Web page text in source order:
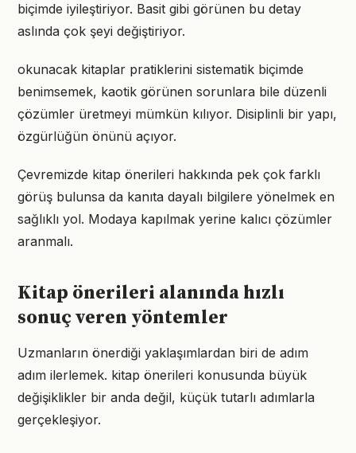
biçimde iyileştiriyor. Basit gibi görünen bu detay
aslında çok şeyi değiştiriyor.
okunacak kitaplar pratiklerini sistematik biçimde
benimsemek, kaotik görünen sorunlara bile düzenli
çözümler üretmeyi mümkün kılıyor. Disiplinli bir yapı,
özgürlüğün önünü açıyor.
Çevremizde kitap önerileri hakkında pek çok farklı
görüş bulunsa da kanıta dayalı bilgilere yönelmek en
sağlıklı yol. Modaya kapılmak yerine kalıcı çözümler
aranmalı.
Kitap önerileri alanında hızlı
sonuç veren yöntemler
Uzmanların önerdiği yaklaşımlardan biri de adım
adım ilerlemek. kitap önerileri konusunda büyük
değişiklikler bir anda değil, küçük tutarlı adımlarla
gerçekleşiyor.